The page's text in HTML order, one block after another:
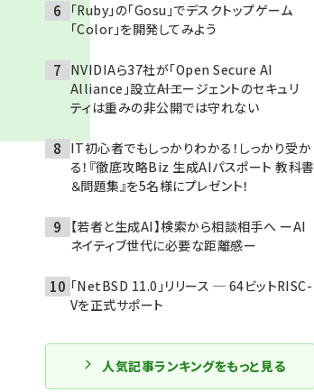
「Ruby」の「Gosu」でデスクトップゲーム
「Color」を開発してみよう
NVIDIAら37社が「Open Secure AI
Alliance」設立――AIエージェントのセキュリ
ティは重みの非公開では守れない
IT初心者でもしっかりわかる！しっかり受か
る！『徹底攻略Biz 生成AIパスポート 教科書
＆問題集』を5名様にプレゼント！
【若者と生成AI】検索から相談相手へ ーAI
ネイティブ世代に必要な距離感ー
「NetBSD 11.0」リリース ─ 64ビットRISC-
Vを正式サポート
人気記事ランキングをもっと見る